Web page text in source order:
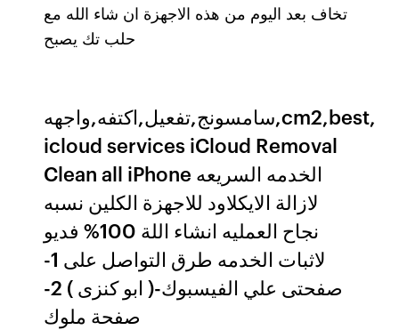
تخاف بعد اليوم من هذه الاجهزة ان شاء الله مع
حلب تك يصبح
سامسونج,تفعيل,اكتفه,واجهه,cm2,best,
icloud services iCloud Removal
Clean all iPhone الخدمه السريعه
لازالة الايكلاود للاجهزة الكلين نسبه
نجاح العمليه انشاء اللة 100% فديو
لاثبات الخدمه طرق التواصل على 1-
صفحتى علي الفيسبوك-( ابو كنزى ) 2-
صفحة ملوك